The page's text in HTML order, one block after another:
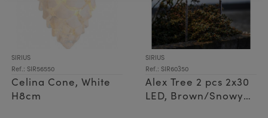
SIRIUS
Ref.: SIR56550
Celina Cone, White
H8cm
SIRIUS
Ref.: SIR60350
Alex Tree 2 pcs 2x30
LED, Brown/Snowy